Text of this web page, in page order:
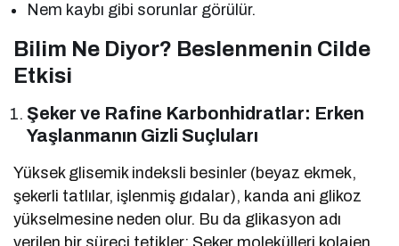
Nem kaybı gibi sorunlar görülür.
Bilim Ne Diyor? Beslenmenin Cilde
Etkisi
Şeker ve Rafine Karbonhidratlar: Erken
Yaşlanmanın Gizli Suçluları
Yüksek glisemik indeksli besinler (beyaz ekmek,
şekerli tatlılar, işlenmiş gıdalar), kanda ani glikoz
yükselmesine neden olur. Bu da glikasyon adı